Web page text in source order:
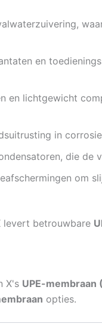
en
en lichtgewicht
in
die de
om
levert betrouwbare
X's UPE-membraan
opties.